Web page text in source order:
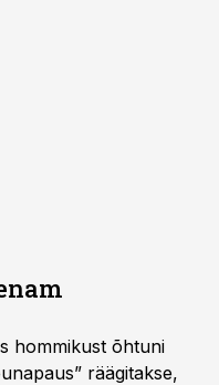
hommikust õhtuni
räägitakse,